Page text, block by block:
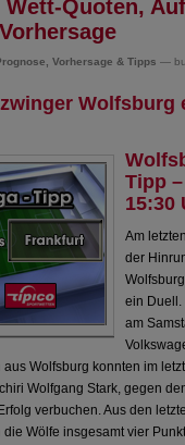
Wett-Quoten,
Vorhersage & Tipps —
Wolfsburg
Tipp
15:30
Am
der
ein Duell.
am
Wolfsburg konnten im
Wolfgang Stark, gegen
verbuchen. Aus den
Wölfe insgesamt vier